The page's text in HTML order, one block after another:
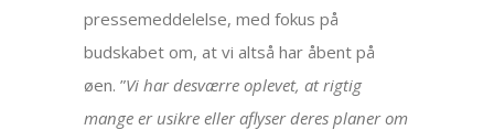
pressemeddelelse, med fokus på
budskabet om, at vi altså har åbent på
øen. ”Vi har desværre oplevet, at rigtig
mange er usikre eller aflyser deres planer om